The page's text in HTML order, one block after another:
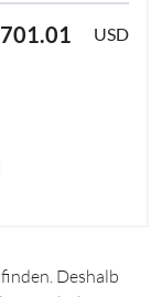
USD
Deshalb